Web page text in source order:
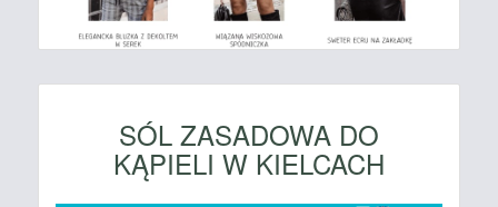
SÓL ZASADOWA DO
KĄPIELI W KIELCACH